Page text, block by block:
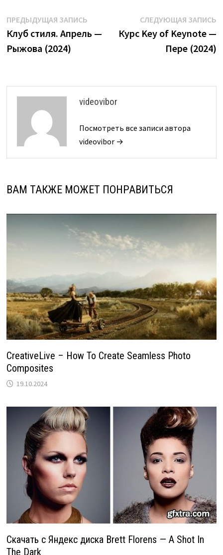
Навигация
по
записям
ПРЕДЫДУЩАЯ ЗАПИСЬПредыдущая
запись:
Клуб стиля. Апрель —
Рыжова (2024)
СЛЕДУЮЩАЯ ЗАПИСЬ
Курс Key of Keynote —
Пере (2024)
videovibor
Посмотреть все записи автора
videovibor →
ВАМ ТАКЖЕ МОЖЕТ ПОНРАВИТЬСЯ
CreativeLive – How To Create Seamless Photo
Composites
19.10.2024
Скачать с Яндекс диска Brett Florens — A Shot In
The Dark